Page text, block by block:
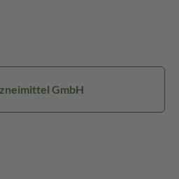
GmbH